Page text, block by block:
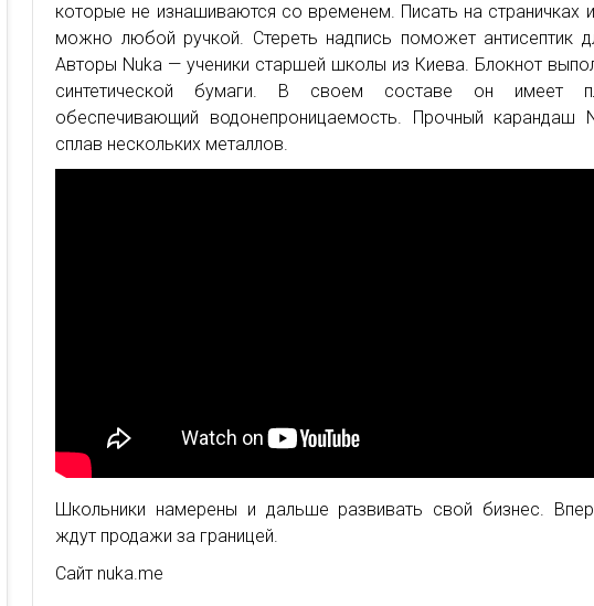
которые не изнашиваются со временем. Писать на страничках
можно любой ручкой. Стереть надпись поможет антисептик
Авторы Nuka — ученики старшей школы из Киева. Блокнот
синтетической бумаги. В своем составе он имеет
обеспечивающий водонепроницаемость. Прочный карандаш
сплав нескольких металлов.
Школьники намерены и дальше развивать свой бизнес.
ждут продажи за границей.
Сайт nuka.me